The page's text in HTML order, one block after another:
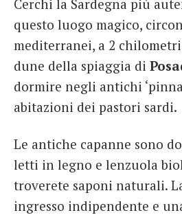
Cerchi la Sardegna più
questo luogo magico,
mediterranei, a 2
dune della spiaggia di
dormire negli antichi
abitazioni dei pastori sardi.
Le antiche capanne sono
letti in legno e lenzuola
troverete saponi naturali.
ingresso indipendente e